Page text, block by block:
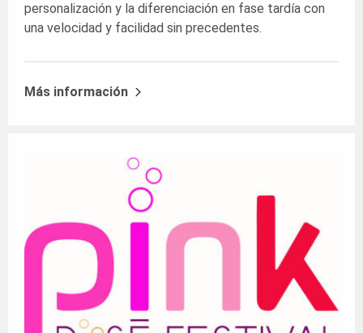
personalización y la diferenciación en fase tardía con
una velocidad y facilidad sin precedentes.
Más información